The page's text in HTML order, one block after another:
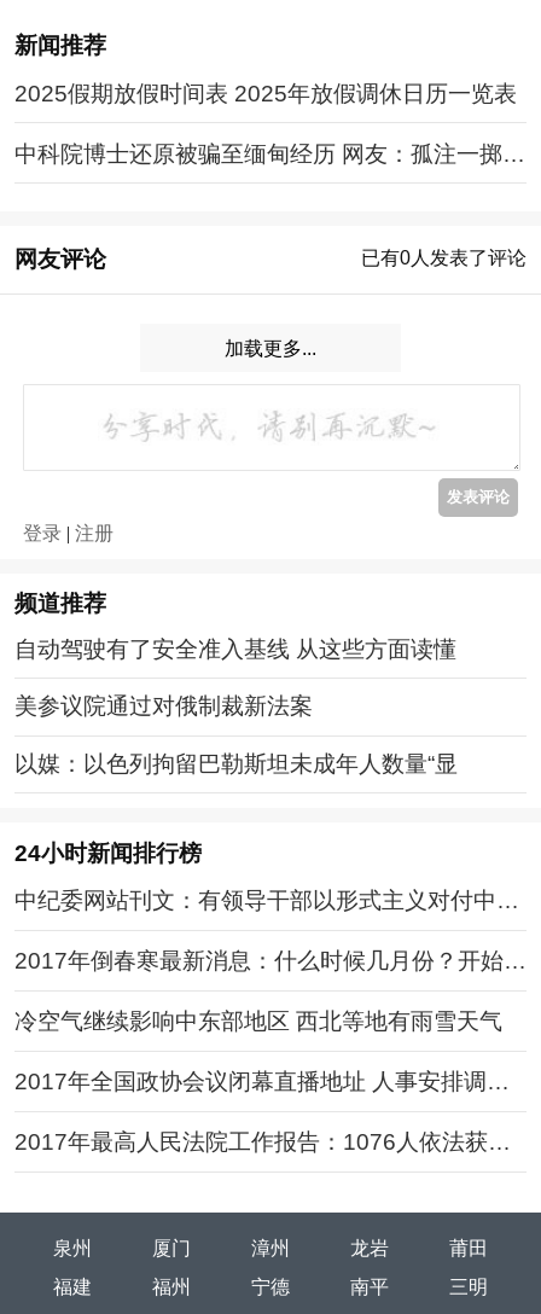
新闻推荐
2025假期放假时间表 2025年放假调休日历一览表
中科院博士还原被骗至缅甸经历 网友：孤注一掷现
实版
已有0人发表了评论
网友评论
加载更多...
登录| 注册
频道推荐
自动驾驶有了安全准入基线 从这些方面读懂
美参议院通过对俄制裁新法案
以媒：以色列拘留巴勒斯坦未成年人数量“显
24小时新闻排行榜
中纪委网站刊文：有领导干部以形式主义对付中央
决策
2017年倒春寒最新消息：什么时候几月份？开始结
束时间
冷空气继续影响中东部地区 西北等地有雨雪天气
2017年全国政协会议闭幕直播地址 人事安排调整
引关注
2017年最高人民法院工作报告：1076人依法获无
罪判决
泉州 厦门 漳州 龙岩
莆田
福建
福州 宁德 南平 三明